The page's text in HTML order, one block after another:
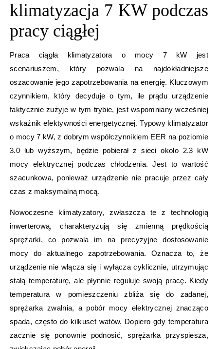
klimatyzacja 7 KW podczas
pracy ciągłej
Praca ciągła klimatyzatora o mocy 7 kW jest
scenariuszem, który pozwala na najdokładniejsze
oszacowanie jego zapotrzebowania na energię. Kluczowym
czynnikiem, który decyduje o tym, ile prądu urządzenie
faktycznie zużyje w tym trybie, jest wspomniany wcześniej
wskaźnik efektywności energetycznej. Typowy klimatyzator
o mocy 7 kW, z dobrym współczynnikiem EER na poziomie
3.0 lub wyższym, będzie pobierał z sieci około 2.3 kW
mocy elektrycznej podczas chłodzenia. Jest to wartość
szacunkowa, ponieważ urządzenie nie pracuje przez cały
czas z maksymalną mocą.
Nowoczesne klimatyzatory, zwłaszcza te z technologią
inwerterową, charakteryzują się zmienną prędkością
sprężarki, co pozwala im na precyzyjne dostosowanie
mocy do aktualnego zapotrzebowania. Oznacza to, że
urządzenie nie włącza się i wyłącza cyklicznie, utrzymując
stałą temperaturę, ale płynnie reguluje swoją pracę. Kiedy
temperatura w pomieszczeniu zbliża się do zadanej,
sprężarka zwalnia, a pobór mocy elektrycznej znacząco
spada, często do kilkuset watów. Dopiero gdy temperatura
zacznie się ponownie podnosić, sprężarka przyspiesza,